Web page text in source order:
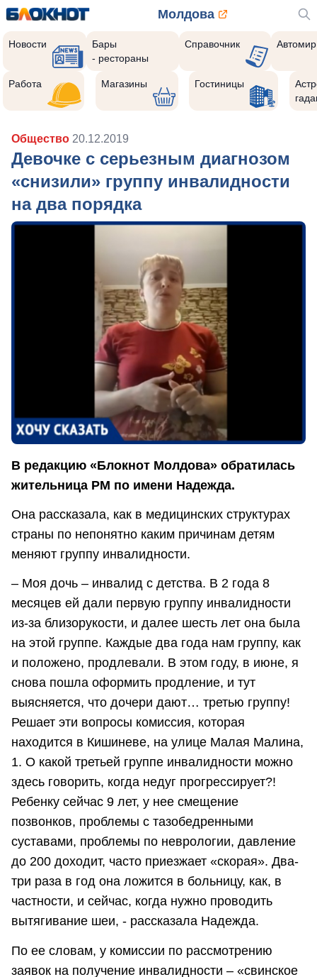
Молдова
Новости
Бары
- рестораны
Справочник Автомир
Работа Магазины Гостиницы
Общество 20.12.2019
Девочке с серьезным диагнозом
«снизили» группу инвалидности
на два порядка
В редакцию «Блокнот Молдова» обратилась
жительница РМ по имени Надежда.
Она рассказала, как в медицинских структурах
страны по непонятно каким причинам детям
меняют группу инвалидности.
– Моя дочь – инвалид с детства. В 2 года 8
месяцев ей дали первую группу инвалидности
из-за близорукости, и далее шесть лет она была
на этой группе. Каждые два года нам группу, как
и положено, продлевали. В этом году, в июне, я
снова пошла оформить продление, и тут
выясняется, что дочери дают… третью группу!
Решает эти вопросы комиссия, которая
находится в Кишиневе, на улице Малая Малина,
1. О какой третьей группе инвалидности можно
здесь говорить, когда недуг прогрессирует?!
Ребенку сейчас 9 лет, у нее смещение
позвонков, проблемы с тазобедренными
суставами, проблемы по неврологии, давление
до 200 доходит, часто приезжает «скорая». Два-
три раза в год она ложится в больницу, как, в
частности, и сейчас, когда нужно проводить
вытягивание шеи, - рассказала Надежда.
По ее словам, у комиссии по рассмотрению
заявок на получение инвалидности – «свинское